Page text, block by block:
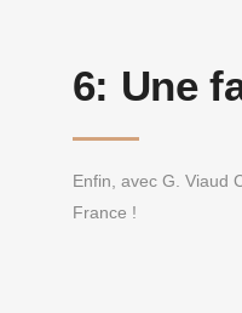
6: Une
Enfin, avec G. Viaud
France !